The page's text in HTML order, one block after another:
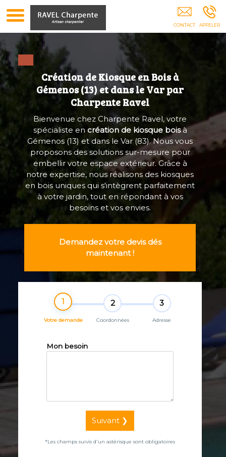
Charpente Toiture Charpentier Pergolas Abris
Voiture Isolation Combles GEMENOS
Création de Kiosque en Bois à
Gémenos (13) et dans le Var par
Charpente Ravel
Bienvenue chez Charpente Ravel, votre
spécialiste en création de kiosque boisà
Gémenos (13) et dans le Var (83). Nous vous
proposons des solutions sur-mesure pour
embellir votre espace extérieur. Grâce à
notre expertise, nous réalisons des kiosques
en bois uniques qui s'intègrent parfaitement
à votre jardin, tout en répondant à vos
besoins et vos envies.
Demandez votre devis dés
maintenant !
1
Votre demande
2
Coordonnées
3
Adresse
Mon besoin
Suivant ❯
*Les champs suivis d'un astérisque sont obligatoires